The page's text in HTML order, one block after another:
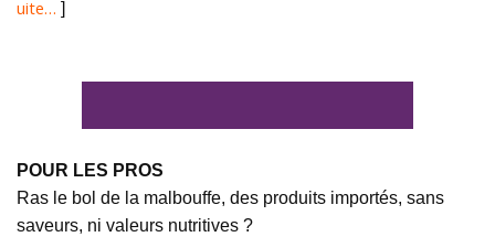
uite… ]
POUR LES PROS
Ras le bol de la malbouffe, des produits importés, sans
saveurs, ni valeurs nutritives ?